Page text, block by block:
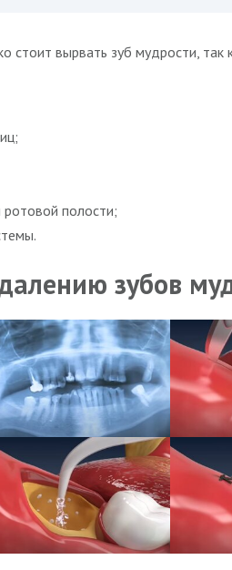
стоит вырвать зуб мудрости, так
полости;
зубов